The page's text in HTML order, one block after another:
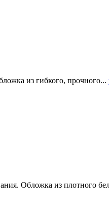
из гибкого, прочного...
Обложка из плотного